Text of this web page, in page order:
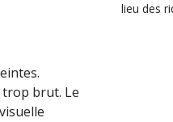
trop brut. Le
lieu des